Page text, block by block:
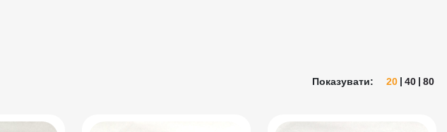
Показувати: 20 40 80